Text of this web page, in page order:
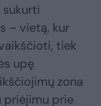
– vietą, kur
tiek
upę
zona
priėjimu prie